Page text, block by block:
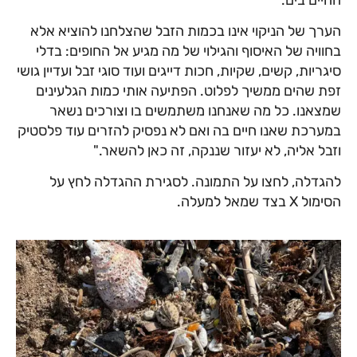
הערך של הניקוי אינו בכמות הזבל שהצלחנו להוציא אלא
בחוויה של האיסוף והגילוי של מה מגיע אל החופים: בדלי
סיגריות, קשים, שקיות, חכות דייגים ועוד סוגי זבל ועדיין גושי
זפת שהים ממשיך לפלוט. הפתיעה אותי כמות הגלעינים
שמצאנו. כל מה שאנחנו משתמשים בו וצורכים נשאר
במערכת שאנו חיים בה ואם לא נפסיק להזרים עוד פלסטיק
וזבל אליה, לא יעזור שננקה, זה כאן להשאר."
להגדלה, לחצו על התמונה. לסגירת ההגדלה לחץ על
הסימול X בצד שמאל למעלה.